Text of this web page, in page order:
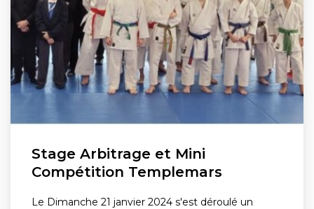
Stage Arbitrage et Mini
Compétition Templemars
Le Dimanche 21 janvier 2024 s'est déroulé un